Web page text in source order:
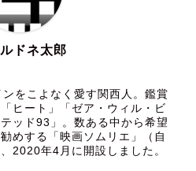
ドネ太郎
をこよなく愛す関西人。鑑賞
ヒート」「ゼア・ウィル・ビ
ッド93」。数ある中から希望
めする「映画ソムリエ」（自
2020年4月に開設しました。